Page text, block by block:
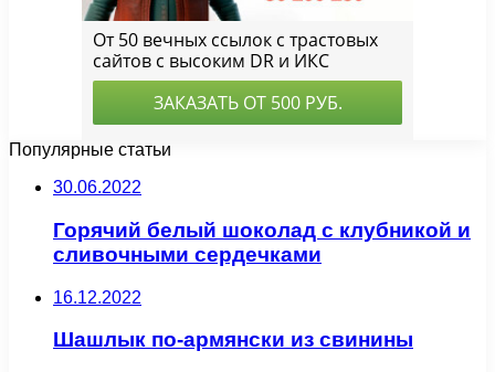
Популярные статьи
30.06.2022
Горячий белый шоколад с клубникой и
сливочными сердечками
16.12.2022
Шашлык по-армянски из свинины